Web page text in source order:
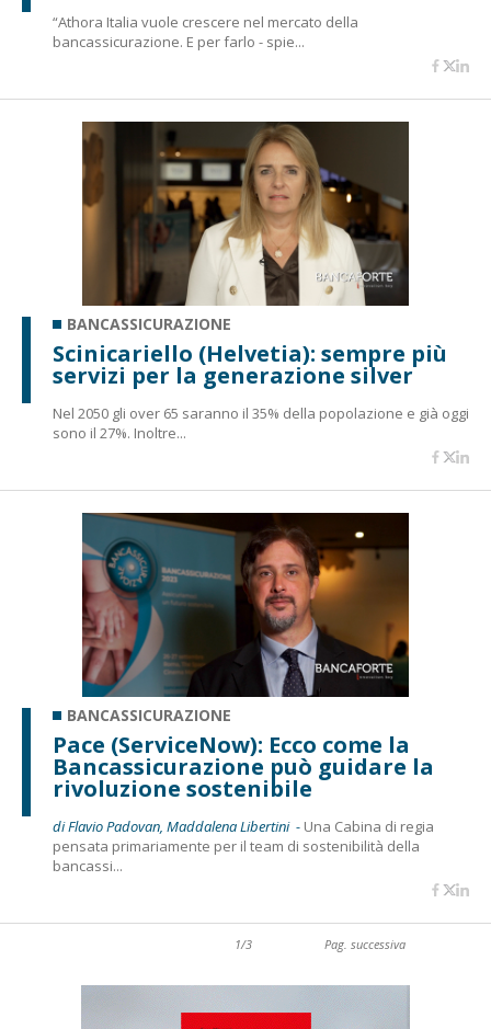
“Athora Italia vuole crescere nel mercato della
bancassicurazione. E per farlo - spie...
BANCASSICURAZIONE
Scinicariello (Helvetia): sempre più
servizi per la generazione silver
Nel 2050 gli over 65 saranno il 35% della popolazione e già oggi
sono il 27%. Inoltre...
BANCASSICURAZIONE
Pace (ServiceNow): Ecco come la
Bancassicurazione può guidare la
rivoluzione sostenibile
di Flavio Padovan, Maddalena Libertini - Una Cabina di regia
pensata primariamente per il team di sostenibilità della
bancassi...
1/3 Pag. successiva